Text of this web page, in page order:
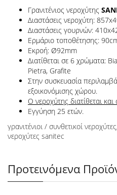
Γρανιτένιος νεροχύτης
Διαστάσεις νεροχύτη:
Διαστάσεις γουρνών:
Ερμάριο τοποθέτησης:
Εκροή: Ø92mm
Διατίθεται σε 6 χρώματα:
Pietra, Grafite
Στην συσκευασία
εξοικονόμισης χώρου.
Ο νεροχύτης διατίθεται
Εγγύηση 25 ετών.
γρανιτένιοι / συνθετικοί νεροχύτες
νεροχύτες sanitec
Προτεινόμενα